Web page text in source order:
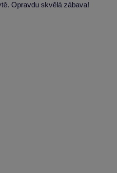
Opravdu skvělá zábava!